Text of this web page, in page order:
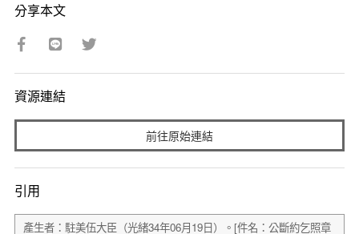
分享本文
資源連結
前往原始連結
引用